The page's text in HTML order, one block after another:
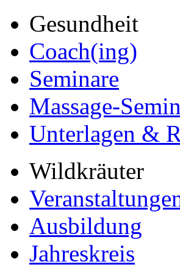
Gesundheit
Coach(ing)
Seminare
Massage-
Unterlagen &
Wildkräuter
Ausbildung
Jahreskreis